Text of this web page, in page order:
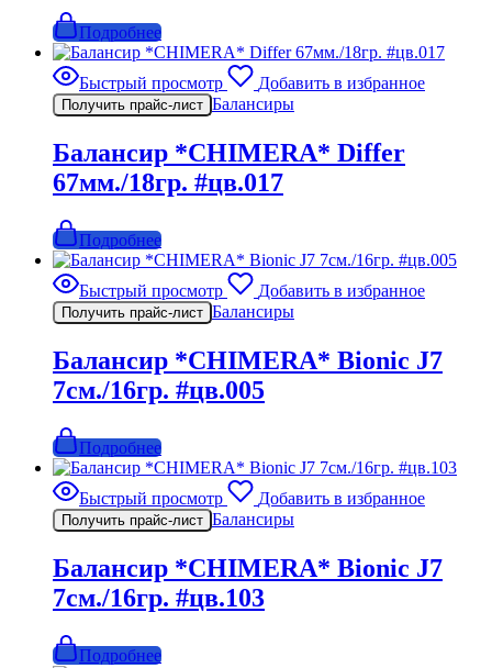
Подробнее
Быстрый просмотр Добавить в избранное
Получить прайс-лист Балансиры
Балансир *CHIMERA* Differ
67мм./18гр. #цв.017
Подробнее
Быстрый просмотр Добавить в избранное
Получить прайс-лист Балансиры
Балансир *CHIMERA* Bionic J7
7см./16гр. #цв.005
Подробнее
Быстрый просмотр Добавить в избранное
Получить прайс-лист Балансиры
Балансир *CHIMERA* Bionic J7
7см./16гр. #цв.103
Подробнее